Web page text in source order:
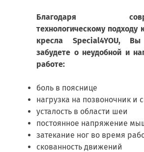
Благодаря
технологическому подходу
кресла Special4YOU, Вы
забудете о неудобной и
работе:
боль в пояснице
нагрузка на позвоночник и
усталость в области шеи
постоянное напряжение
затекание ног во время
скованность движений